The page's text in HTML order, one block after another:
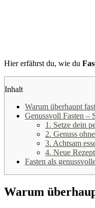
Hier erfährst du, wie du
Inhalt
Warum überhaupt
Genussvoll Fasten –
1. Setze dein
2. Genuss
3. Achtsam
4. Neue
Fasten als
Warum